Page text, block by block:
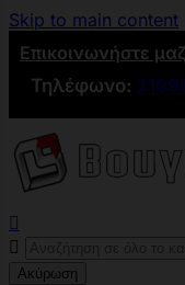
Skip to main content
Επικοινωνήστε
Τηλέφωνο:


Ακύρωση